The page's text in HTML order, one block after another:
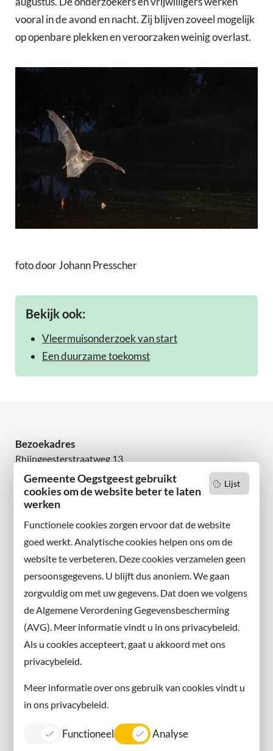
Lijst
Gemeente Oegstgeest gebruikt
cookies om de website beter te laten
werken
Functionele cookies zorgen ervoor dat de website
goed werkt. Analytische cookies helpen ons om de
website te verbeteren. Deze cookies verzamelen geen
persoonsgegevens. U blijft dus anoniem. We gaan
zorgvuldig om met uw gegevens. Dat doen we volgens
de Algemene Verordening Gegevensbescherming
(AVG). Meer informatie vindt u in ons privacybeleid.
Als u cookies accepteert, gaat u akkoord met ons
privacybeleid.
Meer informatie over ons gebruik van cookies vindt u
in ons privacybeleid.
Functioneel Analyse
vooral in de avond en nacht. Zij blijven zoveel mogelijk
op openbare plekken en veroorzaken weinig overlast.
foto door Johann Presscher
Bekijk ook:
Vleermuisonderzoek van start
Een duurzame toekomst
Bezoekadres
Rhijngeesterstraatweg 13
2342 AN Oegstgeest
Wilt u niets missen?
en volg ons ook op sociale media.
Facebook
X
Instagram
Contact met de gemeente
Contact
Information in English